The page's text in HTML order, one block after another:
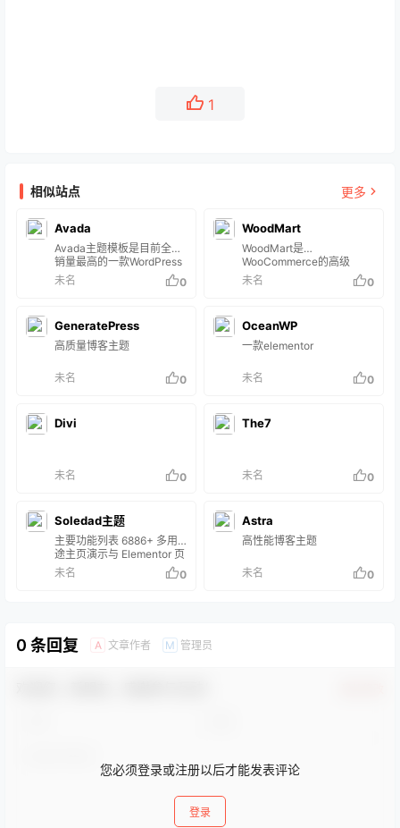
1
相似站点 更多
Avada
Avada主题模板是目前全球
销量最高的一款WordPress
商业主题模板，售价60美
元。截止到2022年6月，全
各行各业的主题，各种类型
的网站都可以轻松套用现有
目的。 Avada由美国
ThemeFusion公司开发，所
没有考虑到中国的用户，也
未名 0
WoodMart
WoodMart是
WooCommerce的高级
WordPress主题。它具有现
代，简洁的设计，将使您的
块样式多选，并且支持
DEMO模块一键导入，可以
非常适合做电商独立站，外
贸商城。
未名 0
GeneratePress
高质量博客主题
未名 0
OceanWP
一款elementor
未名 0
Divi
未名 0
The7
未名 0
Soledad主题
主要功能列表 6886+ 多用
途主页演示与 Elementor 页
面生成器兼容。与
WPBakery 页面生成器兼
页眉和页脚构建器 - 页眉和
页脚构建器超级菜单生成器
未名 0
Astra
高性能博客主题
未名 0
0 条回复 A 文章作者 M 管理员
您必须登录或注册以后才能发表评论
登录